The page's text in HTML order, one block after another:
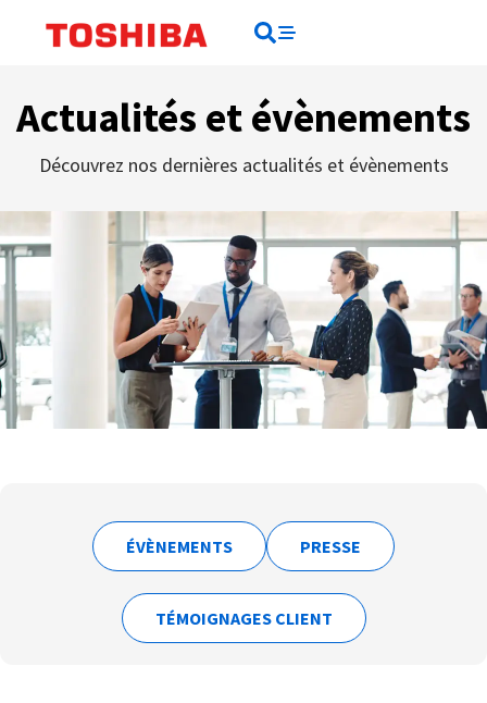
principal
Actualités et évènements
Découvrez nos dernières actualités et évènements
ÉVÈNEMENTS PRESSE
TÉMOIGNAGES CLIENT